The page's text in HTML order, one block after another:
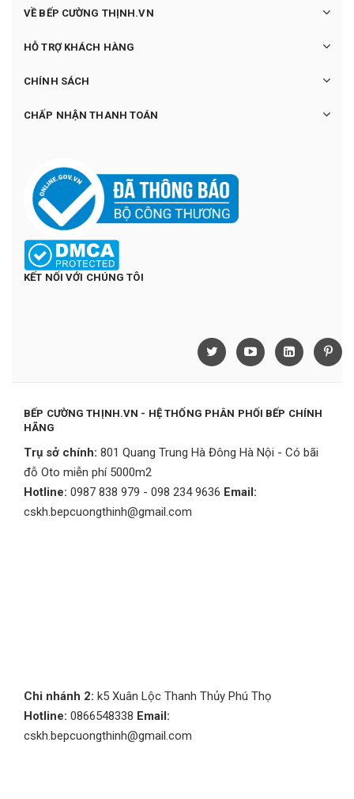
VỀ BẾP CƯỜNG THỊNH.VN
HỖ TRỢ KHÁCH HÀNG
CHÍNH SÁCH
CHẤP NHẬN THANH TOÁN
KẾT NỐI VỚI CHÚNG TÔI
BẾP CƯỜNG THỊNH.VN - HỆ THỐNG PHÂN PHỐI BẾP CHÍNH
HÃNG
Trụ sở chính: 801 Quang Trung Hà Đông Hà Nội - Có bãi
đỗ Oto miễn phí 5000m2
Hotline: 0987 838 979 - 098 234 9636 Email:
cskh.bepcuongthinh@gmail.com
Chi nhánh 2: k5 Xuân Lộc Thanh Thủy Phú Thọ
Hotline: 0866548338 Email:
cskh.bepcuongthinh@gmail.com